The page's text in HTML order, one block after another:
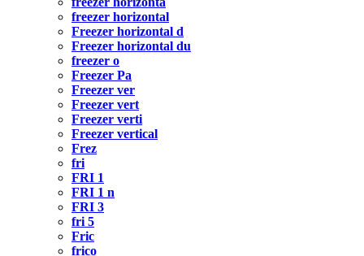
freezer horizontal
Freezer horizontal d
Freezer horizontal du
freezer o
Freezer Pa
Freezer ver
Freezer vert
Freezer verti
Freezer vertical
Frez
fri
FRI 1
FRI 1 n
FRI 3
fri 5
Fric
frico